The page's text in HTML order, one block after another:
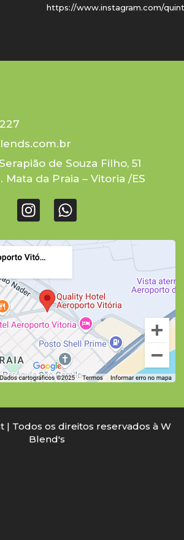
https://www.instagram.com/
de Souza Filho, 51
Mata da Praia – Vitoria /ES
| Todos os direitos reservados à W
Blend's